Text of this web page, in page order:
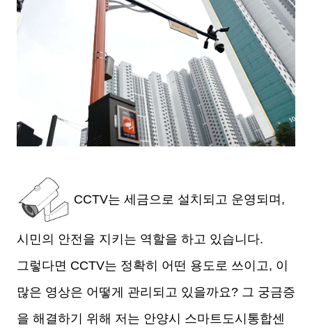
CCTV는 세금으로 설치되고 운영되며,
시민의 안전을 지키는 역할을 하고 있습니다.
그렇다면 CCTV는 정확히 어떤 용도로 쓰이고, 이
많은 영상은 어떻게 관리되고 있을까요? 그 궁금증
을 해결하기 위해 저는 안양시 스마트도시통합센